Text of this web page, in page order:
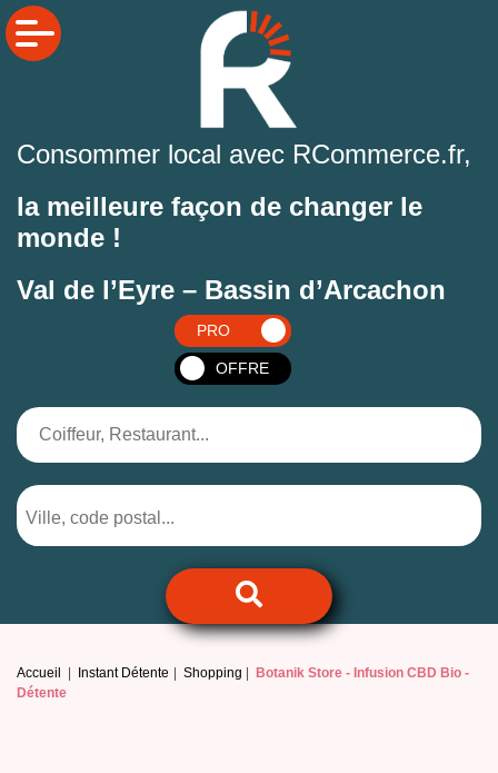
Consommer local avec RCommerce.fr,
la meilleure façon de changer le
monde !
Val de l’Eyre – Bassin d’Arcachon
PRO
OFFRE
Accueil Instant Détente Shopping Botanik Store - Infusion CBD Bio -
Détente